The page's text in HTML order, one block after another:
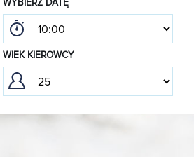
WIEK KIEROWCY